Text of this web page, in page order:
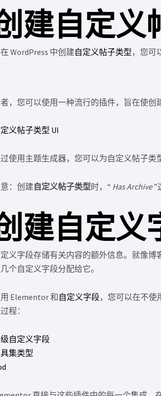
建自定义
WordPress 中创建自定义帖子类型，您可
，您可以使用一种流行的插件，旨在使创
义帖子类型 UI
使用主题生成器，您可以为自定义帖子类
：创建自定义帖子类型时，“ Has Archive”
建自定义
义字段存储有关内容的额外信息。就像
个自定义字段分配给它。
Elementor 和自定义字段，您可以在不使
程：
自定义字段
集类型